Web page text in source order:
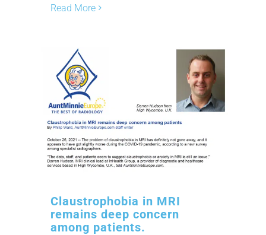
Read More
Claustrophobia in MRI
remains deep concern
among patients.